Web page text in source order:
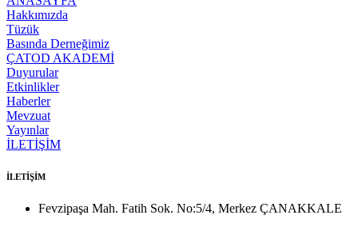
Hakkımızda
Tüzük
Basında Derneğimiz
ÇATOD AKADEMİ
Duyurular
Etkinlikler
Haberler
Mevzuat
Yayınlar
İLETİŞİM
İLETİŞİM
Fevzipaşa Mah. Fatih Sok. No:5/4, Merkez ÇANAKKALE